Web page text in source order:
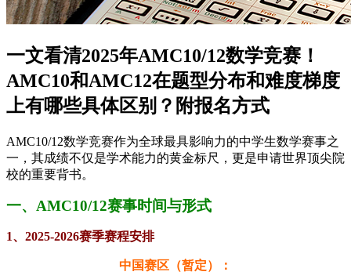
一文看清2025年AMC10/12数学竞赛！
AMC10和AMC12在题型分布和难度梯度
上有哪些具体区别？附报名方式
AMC10/12数学竞赛作为全球最具影响力的中学生数学赛事之
一，其成绩不仅是学术能力的黄金标尺，更是申请世界顶尖院
校的重要背书。
一、AMC10/12赛事时间与形式
1、2025-2026赛季赛程安排
中国赛区 （暂定） ：